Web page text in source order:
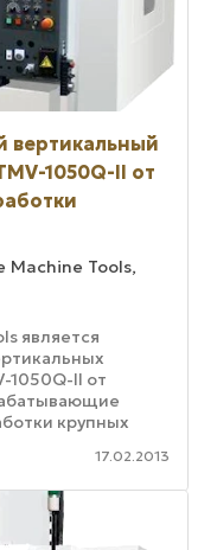
вертикальный
1050Q-II от
Machine Tools,
является
1050Q-II от
крупных
по обработке
17.02.2013